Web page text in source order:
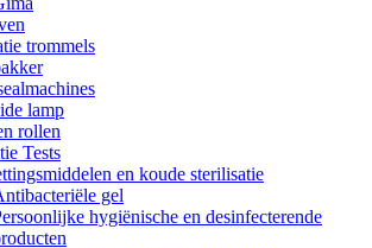
trommels
lamp
rollen
Tests
en koude sterilisatie
gel
hygiënische en desinfecterende